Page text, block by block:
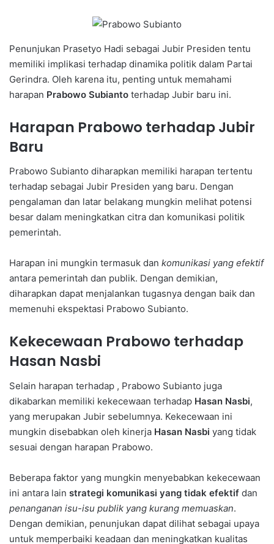
Penunjukan Prasetyo Hadi sebagai Jubir Presiden tentu
memiliki implikasi terhadap dinamika politik dalam Partai
Gerindra. Oleh karena itu, penting untuk memahami
harapan Prabowo Subianto terhadap Jubir baru ini.
Harapan Prabowo terhadap Jubir
Baru
Prabowo Subianto diharapkan memiliki harapan tertentu
terhadap sebagai Jubir Presiden yang baru. Dengan
pengalaman dan latar belakang mungkin melihat potensi
besar dalam meningkatkan citra dan komunikasi politik
pemerintah.
Harapan ini mungkin termasuk dan komunikasi yang efektif
antara pemerintah dan publik. Dengan demikian,
diharapkan dapat menjalankan tugasnya dengan baik dan
memenuhi ekspektasi Prabowo Subianto.
Kekecewaan Prabowo terhadap
Hasan Nasbi
Selain harapan terhadap , Prabowo Subianto juga
dikabarkan memiliki kekecewaan terhadap Hasan Nasbi,
yang merupakan Jubir sebelumnya. Kekecewaan ini
mungkin disebabkan oleh kinerja Hasan Nasbi yang tidak
sesuai dengan harapan Prabowo.
Beberapa faktor yang mungkin menyebabkan kekecewaan
ini antara lain strategi komunikasi yang tidak efektif dan
penanganan isu-isu publik yang kurang memuaskan.
Dengan demikian, penunjukan dapat dilihat sebagai upaya
untuk memperbaiki keadaan dan meningkatkan kualitas